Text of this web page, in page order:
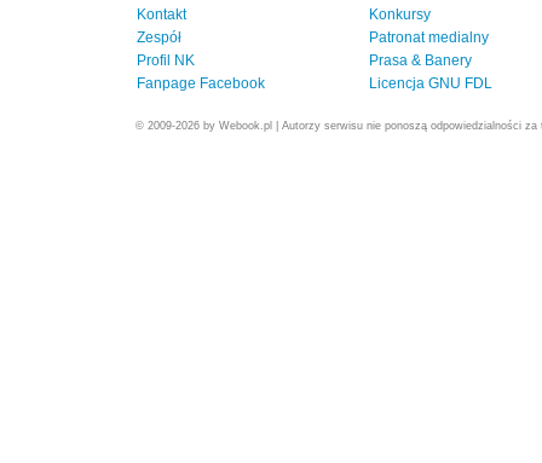
Kontakt
Zespół
Profil NK
Fanpage Facebook
Konkursy
Patronat medialny
Prasa & Banery
Licencja GNU FDL
© 2009-2026 by Webook.pl | Autorzy serwisu nie ponoszą odpowiedzialności